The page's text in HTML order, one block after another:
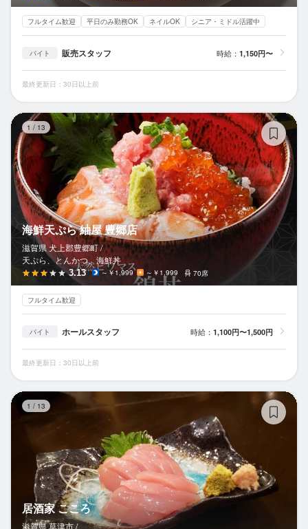
フルタイム歓迎 平日のみ勤務OK ネイルOK シニア・ミドル活躍中
バイト 販売スタッフ 時給： 1,150円〜
最終更新日：30日以上前
1 / 13
海鮮天ぷら 紬屋 豊郷店
滋賀県 犬上郡豊郷町 /
天ぷら、とんかつ、海鮮丼
3.13 ～￥1,999 ～￥1,999 70席
フルタイム歓迎
バイト ホールスタッフ 時給： 1,100円〜1,500円
最終更新日：30日以上前
1 / 13
居酒家 こころ
滋賀県 草津市 /